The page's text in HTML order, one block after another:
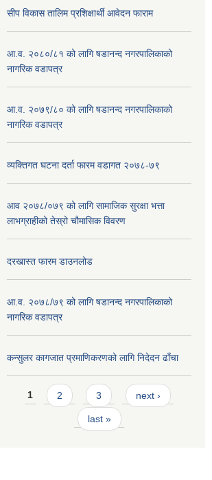
सीप विकास तालिम प्रशिक्षार्थी आवेदन फाराम
आ.व. २०८०/८१ को लागि षडानन्द नगरपालिकाको
नागरिक वडापत्र
आ.व. २०७९/८० को लागि षडानन्द नगरपालिकाको
नागरिक वडापत्र
व्यक्तिगत घटना दर्ता फारम वडागत २०७८-७९
आव २०७८/०७९ को लागि सामाजिक सुरक्षा भत्ता
लाभग्राहीको तेस्रो चौमासिक विवरण
दरखास्त फारम डाउनलोड
आ.व. २०७८/७९ को लागि षडानन्द नगरपालिकाको
नागरिक वडापत्र
कन्सुलर कागजात प्रमाणिकरणको लागि निदेदन ढाँचा
Pages
1 2 3 next ›
last »